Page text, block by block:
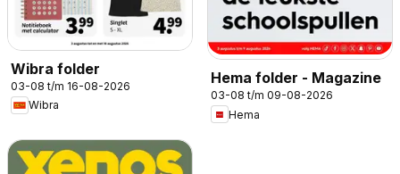
Wibra folder
03-08 t/m 16-08-2026
Wibra
Hema folder - Magazine
03-08 t/m 09-08-2026
Hema